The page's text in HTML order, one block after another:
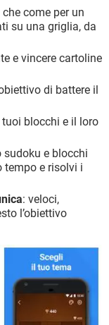
che come per un
su una griglia, da
e vincere cartoline
di battere il
blocchi e il loro
sudoku e blocchi
tempo e risolvi i
: veloci,
l’obiettivo